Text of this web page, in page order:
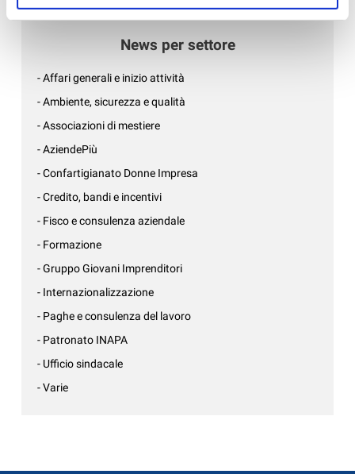
News per settore
- Affari generali e inizio attività
- Ambiente, sicurezza e qualità
- Associazioni di mestiere
- AziendePiù
- Confartigianato Donne Impresa
- Credito, bandi e incentivi
- Fisco e consulenza aziendale
- Formazione
- Gruppo Giovani Imprenditori
- Internazionalizzazione
- Paghe e consulenza del lavoro
- Patronato INAPA
- Ufficio sindacale
- Varie